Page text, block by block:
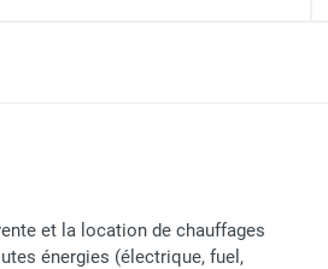
et la location de chauffages
énergies (électrique, fuel,